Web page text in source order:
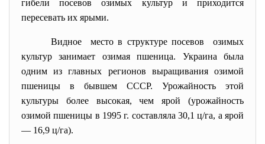
гибели посевов озимых культур и приходится
пересевать их ярыми.
Видное место в структуре посевов озимых
культур занимает озимая пшеница. Украина была
одним из главных регионов выращивания озимой
пшеницы в бывшем СССР. Урожайность этой
культуры более высокая, чем ярой (урожайность
озимой пшеницы в 1995 г. составляла 30,1 ц/га, а ярой
— 16,9 ц/га).